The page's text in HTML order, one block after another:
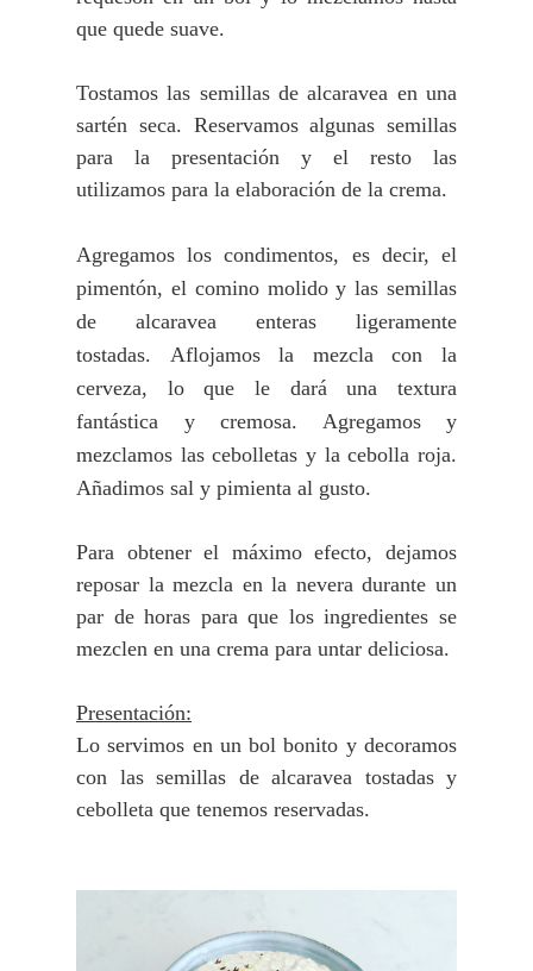
que quede suave.
Tostamos las semillas de alcaravea en una
sartén seca. Reservamos algunas semillas
para la presentación y el resto las
utilizamos para la elaboración de la crema.
Agregamos los condimentos, es decir, el
pimentón, el comino molido y las semillas
de alcaravea enteras ligeramente
tostadas. Aflojamos la mezcla con la
cerveza, lo que le dará una textura
fantástica y cremosa. Agregamos y
mezclamos las cebolletas y la cebolla roja.
Añadimos sal y pimienta al gusto.
Para obtener el máximo efecto, dejamos
reposar la mezcla en la nevera durante un
par de horas para que los ingredientes se
mezclen en una crema para untar deliciosa.
Presentación:
Lo servimos en un bol bonito y decoramos
con las semillas de alcaravea tostadas y
cebolleta que tenemos reservadas.